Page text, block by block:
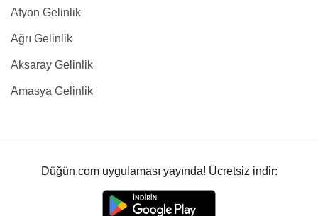
Afyon Gelinlik
Ağrı Gelinlik
Aksaray Gelinlik
Amasya Gelinlik
Düğün.com uygulaması yayında! Ücretsiz indir: